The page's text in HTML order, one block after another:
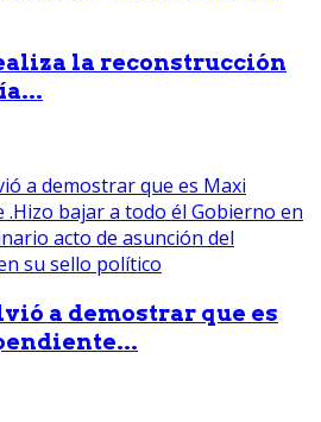
la reconstrucción
a demostrar que es